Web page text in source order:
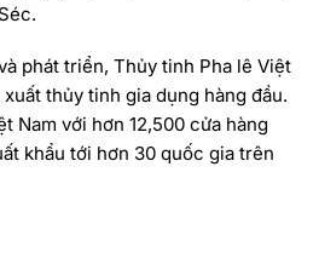
phát triển, Thủy tinh Pha lê Việt
thủy tinh gia dụng hàng đầu.
Nam với hơn 12,500 cửa hàng
khẩu tới hơn 30 quốc gia trên